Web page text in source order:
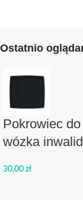
Ostatnio
Pokrowiec
wózka
30,00zł